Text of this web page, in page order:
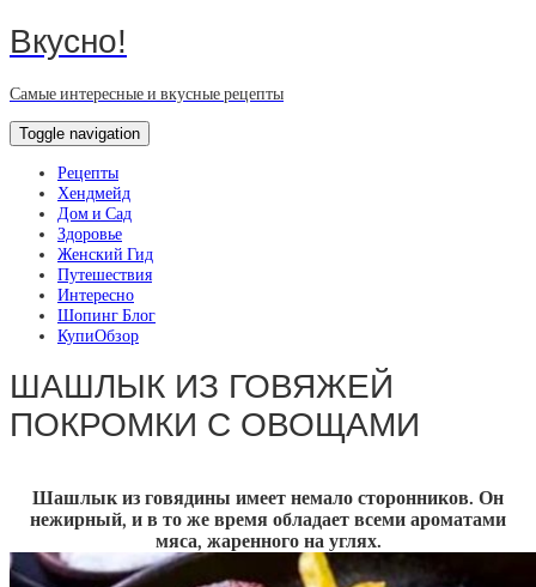
Вкусно!
Самые интересные и вкусные рецепты
Toggle navigation
Рецепты
Хендмейд
Дом и Сад
Здоровье
Женский Гид
Путешествия
Интересно
Шопинг Блог
КупиОбзор
ШАШЛЫК ИЗ ГОВЯЖЕЙ
ПОКРОМКИ С ОВОЩАМИ
Шашлык из говядины имеет немало сторонников. Он
нежирный, и в то же время обладает всеми ароматами
мяса, жаренного на углях.